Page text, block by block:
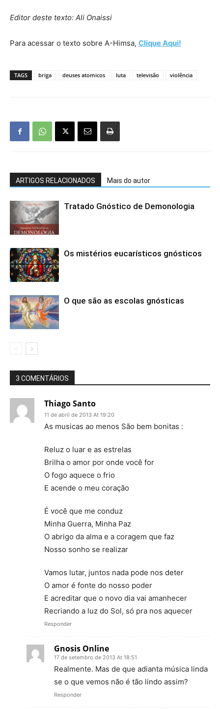
Editor deste texto: Ali Onaissi
Para acessar o texto sobre A-Himsa, Clique Aqui!
TAGS briga deuses atomicos luta televisão violência
ARTIGOS RELACIONADOS Mais do autor
Tratado Gnóstico de Demonologia
Os mistérios eucarísticos gnósticos
O que são as escolas gnósticas
3 COMENTÁRIOS
Thiago Santo
11 de abril de 2013 At 19:20
As musicas ao menos São bem bonitas :
Reluz o luar e as estrelas
Brilha o amor por onde você for
O fogo aquece o frio
E acende o meu coração
É você que me conduz
Minha Guerra, Minha Paz
O abrigo da alma e a coragem que faz
Nosso sonho se realizar
Vamos lutar, juntos nada pode nos deter
O amor é fonte do nosso poder
E acreditar que o novo dia vai amanhecer
Recriando a luz do Sol, só pra nos aquecer
Responder
Gnosis Online
17 de setembro de 2013 At 18:51
Realmente. Mas de que adianta música linda
se o que vemos não é tão lindo assim?
Responder